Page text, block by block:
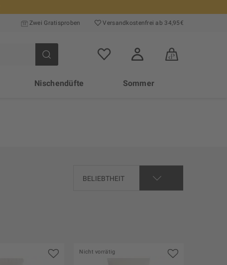
Zwei Gratisproben Versand­kosten­frei ab 34,95€
Nischendüfte Sommer
Nicht vorrätig